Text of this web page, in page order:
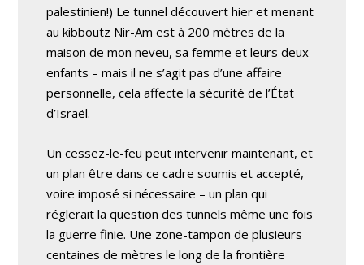
palestinien!) Le tunnel découvert hier et menant
au kibboutz Nir-Am est à 200 mètres de la
maison de mon neveu, sa femme et leurs deux
enfants – mais il ne s’agit pas d’une affaire
personnelle, cela affecte la sécurité de l’État
d’Israël.
Un cessez-le-feu peut intervenir maintenant, et
un plan être dans ce cadre soumis et accepté,
voire imposé si nécessaire – un plan qui
réglerait la question des tunnels même une fois
la guerre finie. Une zone-tampon de plusieurs
centaines de mètres le long de la frontière